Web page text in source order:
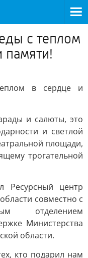
с теплом
памяти!
в сердце и
и салюты, это
и светлой
площади,
трогательной
Ресурсный центр
совместно с
отделением
Министерства
области.
кто подарил нам